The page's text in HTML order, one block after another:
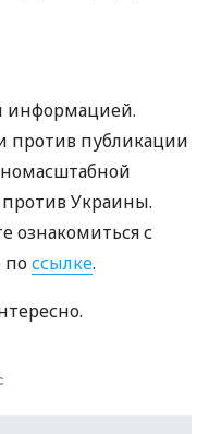
информацией.
против публикации
Украины.
ознакомиться с
поссылке.